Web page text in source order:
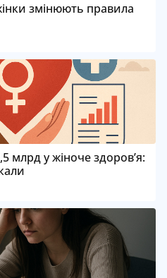
змінюють правила
млрд у жіноче здоров’я: